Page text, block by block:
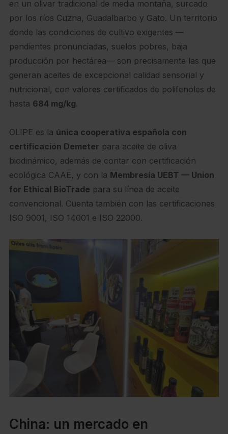
en un olivar tradicional de media montaña, surcado
por los ríos Cuzna, Guadalbarbo y Gato. Un territorio
donde las condiciones de cultivo exigentes —
pendientes pronunciadas, suelos pobres, baja
producción por hectárea— son precisamente las que
generan aceites de excepcional calidad sensorial y
nutricional, con valores certificados de polifenoles de
hasta 684 mg/kg.
OLIPE es la única cooperativa española con
certificación Demeter para aceite de oliva
biodinámico, además de contar con certificación
ecológica CAAE, y con la Membresía UEBT — Union
for Ethical BioTrade para su línea de aceite
convencional. Cuenta también con las certificaciones
ISO 9001, ISO 14001 e ISO 22000.
China: un mercado en